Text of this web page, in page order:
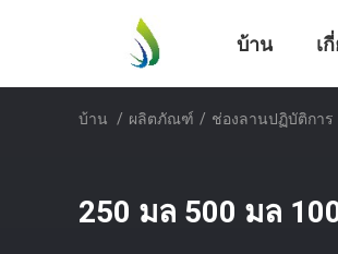
บ้าน เ
บ้าน / ผลิตภัณฑ์ / ช่องลานปฏิบัติการ
250 มล 500 มล